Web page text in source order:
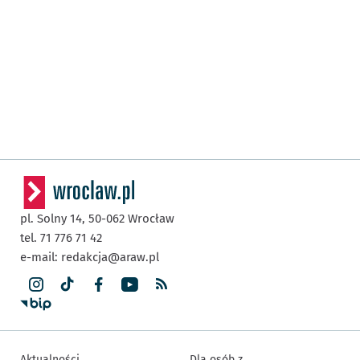
pl. Solny 14, 50-062 Wrocław
tel. 71 776 71 42
e-mail: redakcja@araw.pl